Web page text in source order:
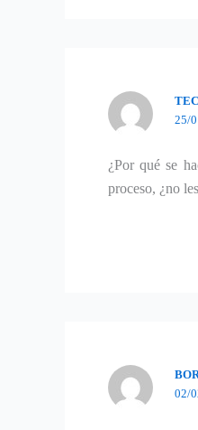
25/
¿Por qué se
proceso, ¿no
02/